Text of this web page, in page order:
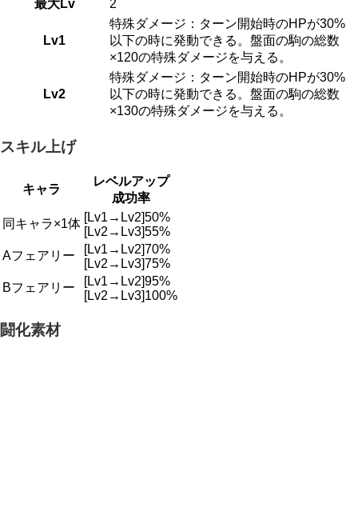
最大Lv
2
Lv1
特殊ダメージ：ターン開始時のHPが30%
以下の時に発動できる。盤面の駒の総数
×120の特殊ダメージを与える。
Lv2
特殊ダメージ：ターン開始時のHPが30%
以下の時に発動できる。盤面の駒の総数
×130の特殊ダメージを与える。
スキル上げ
キャラ
レベルアップ
成功率
同キャラ×1体 [Lv1→Lv2]50%
[Lv2→Lv3]55%
Aフェアリー
[Lv1→Lv2]70%
[Lv2→Lv3]75%
Bフェアリー
[Lv1→Lv2]95%
[Lv2→Lv3]100%
闘化素材